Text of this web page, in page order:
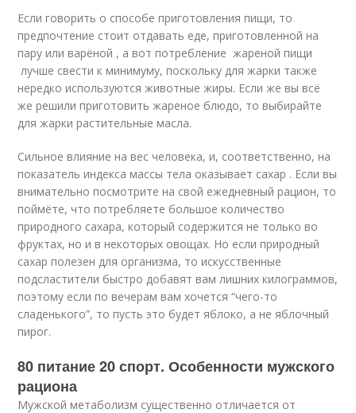
Если говорить о способе приготовления пищи, то
предпочтение стоит отдавать еде, приготовленной на
пару или варёной , а вот потребление жареной пищи
лучше свести к минимуму, поскольку для жарки также
нередко используются животные жиры. Если же вы всё
же решили приготовить жареное блюдо, то выбирайте
для жарки растительные масла.
Сильное влияние на вес человека, и, соответственно, на
показатель индекса массы тела оказывает сахар . Если вы
внимательно посмотрите на свой ежедневный рацион, то
поймёте, что потребляете большое количество
природного сахара, который содержится не только во
фруктах, но и в некоторых овощах. Но если природный
сахар полезен для организма, то искусственные
подсластители быстро добавят вам лишних килограммов,
поэтому если по вечерам вам хочется “чего-то
сладенького”, то пусть это будет яблоко, а не яблочный
пирог.
80 питание 20 спорт. Особенности мужского
рациона
Мужской метаболизм существенно отличается от